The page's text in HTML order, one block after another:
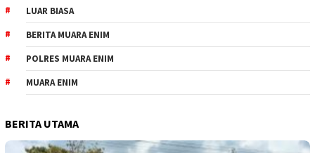
LUAR BIASA
BERITA MUARA ENIM
POLRES MUARA ENIM
MUARA ENIM
BERITA UTAMA